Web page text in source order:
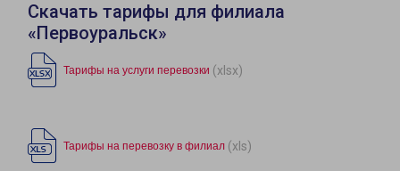
Скачать тарифы для филиала
«Первоуральск»
Тарифы на услуги перевозки (xlsx)
Тарифы на перевозку в филиал (xls)